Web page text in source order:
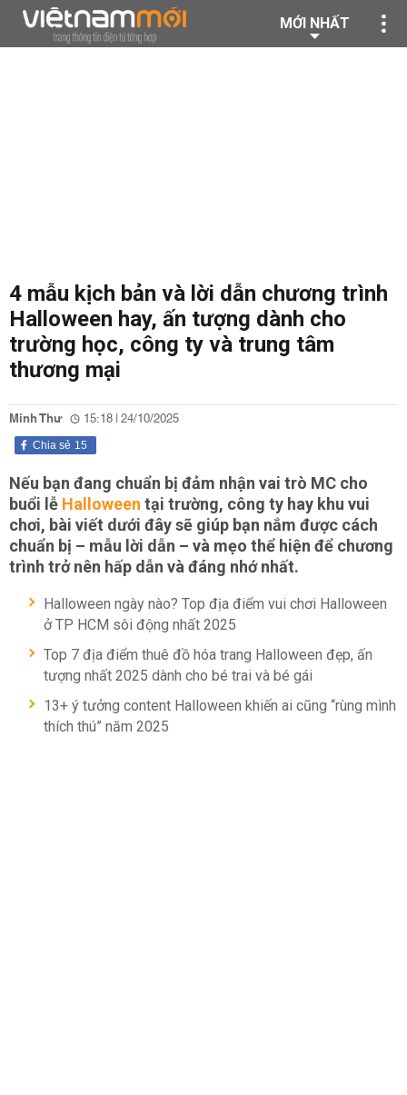
MỚI NHẤT
4 mẫu kịch bản và lời dẫn chương trình
Halloween hay, ấn tượng dành cho
trường học, công ty và trung tâm
thương mại
Minh Thư 15:18 | 24/10/2025
15
Chia sẻ
Nếu bạn đang chuẩn bị đảm nhận vai trò MC cho
buổi lễ Halloween tại trường, công ty hay khu vui
chơi, bài viết dưới đây sẽ giúp bạn nắm được cách
chuẩn bị – mẫu lời dẫn – và mẹo thể hiện để chương
trình trở nên hấp dẫn và đáng nhớ nhất.
Halloween ngày nào? Top địa điểm vui chơi Halloween
ở TP HCM sôi động nhất 2025
Top 7 địa điểm thuê đồ hóa trang Halloween đẹp, ấn
tượng nhất 2025 dành cho bé trai và bé gái
13+ ý tưởng content Halloween khiến ai cũng “rùng mình
thích thú” năm 2025